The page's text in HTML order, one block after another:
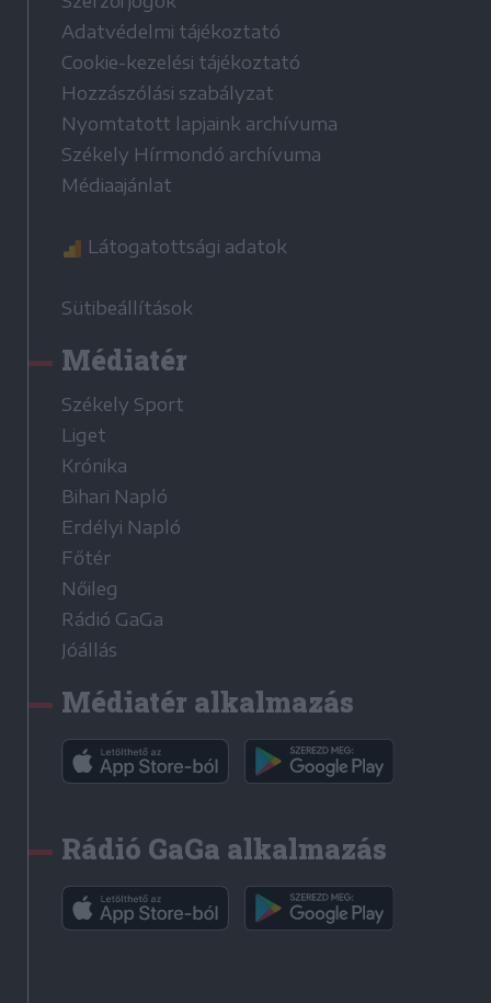
Adatvédelmi tájékoztató
Cookie-kezelési tájékoztató
Hozzászólási szabályzat
Nyomtatott lapjaink archívuma
Székely Hírmondó archívuma
Médiaajánlat
Látogatottsági adatok
Sütibeállítások
Médiatér
Székely Sport
Liget
Krónika
Bihari Napló
Erdélyi Napló
Főtér
Nőileg
Rádió GaGa
Jóállás
Médiatér alkalmazás
Rádió GaGa alkalmazás